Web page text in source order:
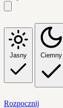
Jasny Ciemny
Rozpocznij